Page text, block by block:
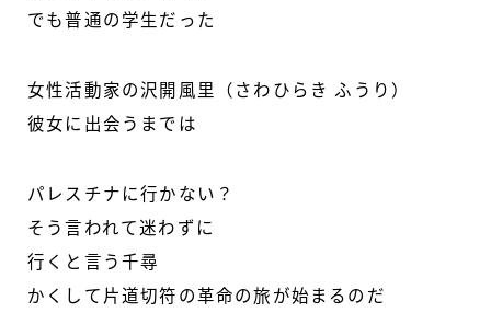
でも普通の学生だった
女性活動家の沢開風里（さわひらき ふうり）
彼女に出会うまでは
パレスチナに行かない？
そう言われて迷わずに
行くと言う千尋
かくして片道切符の革命の旅が始まるのだ